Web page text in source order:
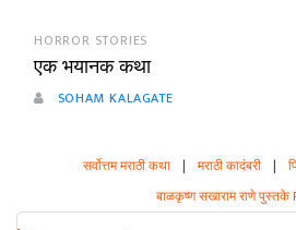
HORROR STORIES
एक भयानक कथा
SOHAM KALAGATE
सर्वोत्तम मराठी कथा | मराठी कादंबरी |
बाळकृष्ण सखाराम राणे पुस्तके